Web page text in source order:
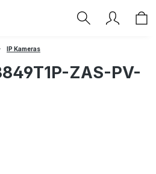
IP Kameras
ZAS-PV-